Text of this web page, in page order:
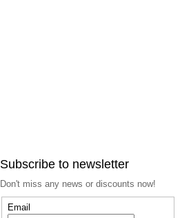
Subscribe to newsletter
Don't miss any news or discounts now!
Email